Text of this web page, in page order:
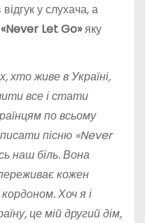
у слухача, а
«Never Let Go»яку
хто живе в Україні,
все і стати
по всьому
пісню «Never
наш біль. Вона
кожен
Хоч я і
це мій другий дім,